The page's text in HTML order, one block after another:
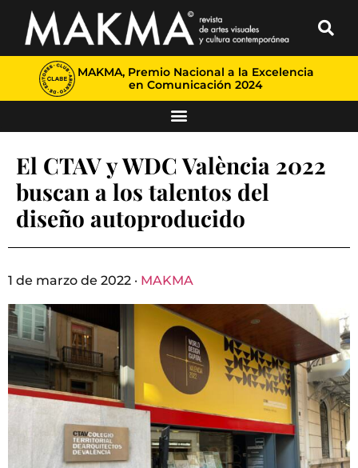
MAKMA, Premio Nacional a la Excelencia
en Comunicación 2024
El CTAV y WDC València 2022
buscan a los talentos del
diseño autoproducido
1 de marzo de 2022 · MAKMA